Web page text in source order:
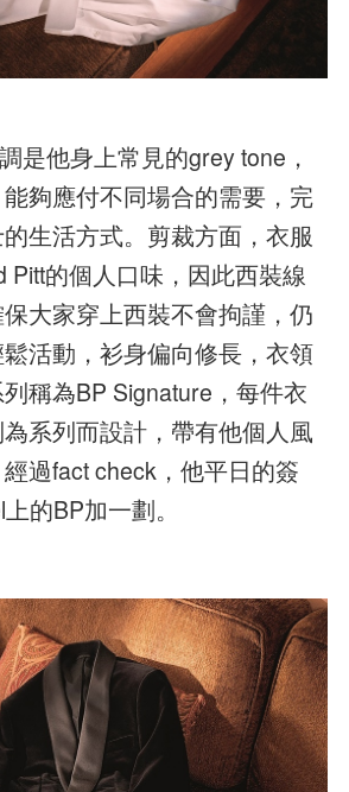
是他身上常見的grey tone，
夠應付不同場合的需要，完
生活方式。剪裁方面，衣服
Pitt的個人口味，因此西裝線
大家穿上西裝不會拘謹，仍
活動，衫身偏向修長，衣領
稱為BP Signature，每件衣
系列而設計，帶有他個人風
過fact check，他平日的簽
的BP加一劃。